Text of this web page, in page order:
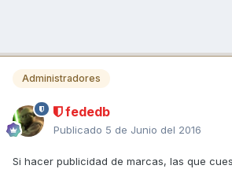
Administradores
fededb
Publicado 5 de Junio del 2016
Si hacer publicidad de marcas, las que